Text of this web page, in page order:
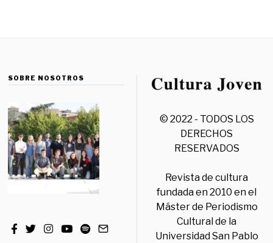
SOBRE NOSOTROS
© 2022 - TODOS LOS
DERECHOS
RESERVADOS
Revista de cultura
fundada en 2010 en el
Máster de Periodismo
Cultural de la
Universidad San Pablo